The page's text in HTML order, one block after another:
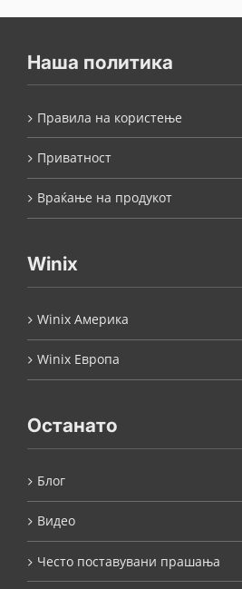
Наша политика
Правила на користење
Приватност
Враќање на продукот
Winix
Winix Америка
Winix Европа
Останато
Блог
Видео
Често поставувани прашања